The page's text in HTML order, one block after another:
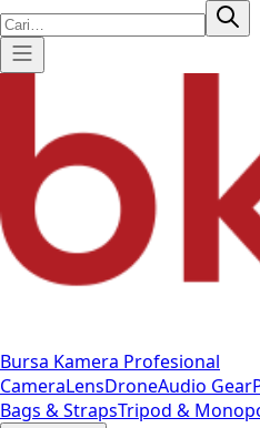
Bursa Kamera Profesional
CameraLensDroneAudio Gear
Bags & StrapsTripod &